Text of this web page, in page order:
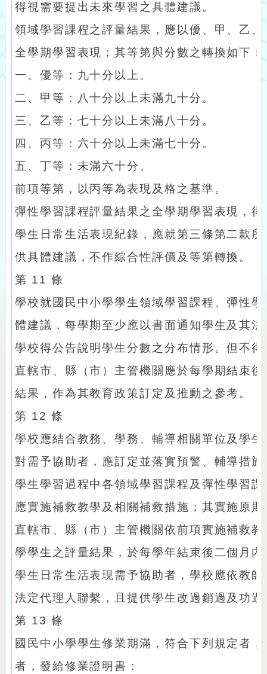
得視需要提出未來學習之具體建議。
領域學習課程之評量結果，應以優、甲、乙
全學期學習表現；其等第與分數之轉換如下：
一、優等：九十分以上。
二、甲等：八十分以上未滿九十分。
三、乙等：七十分以上未滿八十分。
四、丙等：六十分以上未滿七十分。
五、丁等：未滿六十分。
前項等第，以丙等為表現及格之基準。
彈性學習課程評量結果之全學期學習表現，
學生日常生活表現紀錄，應就第三條第二款
供具體建議，不作綜合性評價及等第轉換。
第 11 條
學校就國民中小學學生領域學習課程、彈性
體建議，每學期至少應以書面通知學生及其
學校得公告說明學生分數之分布情形。但不
直轄市、縣（市）主管機關應於每學期結束
結果，作為其教育政策訂定及推動之參考。
第 12 條
學校應結合教務、學務、輔導相關單位及學
對需予協助者，應訂定並落實預警、輔導措施
學生學習過程中各領域學習課程及彈性學習
應實施補救教學及相關補救措施；其實施原
直轄市、縣（市）主管機關依前項實施補救
學學生之評量結果，於每學年結束後二個月
學生日常生活表現需予協助者，學校應依教
法定代理人聯繫，且提供學生改過銷過及功
第 13 條
國民中小學學生修業期滿，符合下列規定者
者，發給修業證明書：